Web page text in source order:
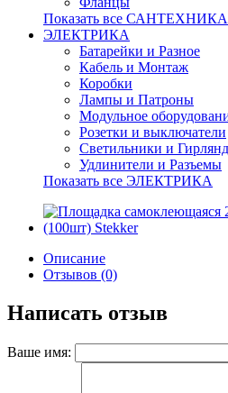
Показать все САНТЕХНИКА
ЭЛЕКТРИКА
Батарейки и Разное
Кабель и Монтаж
Коробки
Лампы и Патроны
Модульное
Розетки и выключатели
Светильники и
Удлинители и Разъемы
Показать все ЭЛЕКТРИКА
Описание
Отзывов (0)
Написать отзыв
Ваше имя: